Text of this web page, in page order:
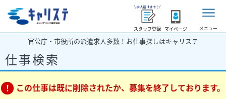
スタッフ登録 マイページ メニュー
官公庁・市役所の派遣求人多数！お仕事探しはキャリステ
仕事検索
この仕事は既に削除されたか、募集を終了しております。